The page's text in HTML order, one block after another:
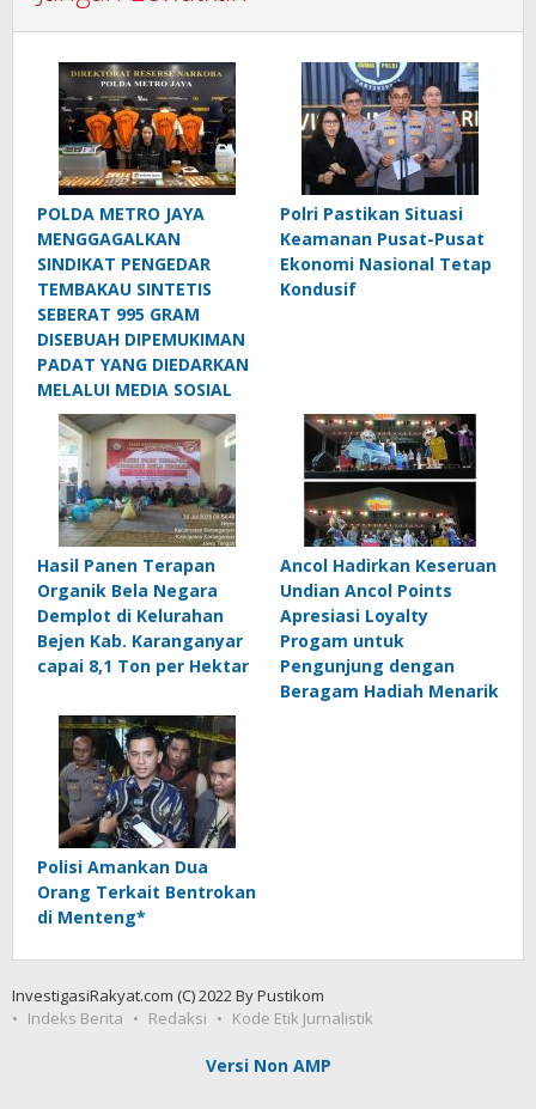
POLDA METRO JAYA
MENGGAGALKAN
SINDIKAT PENGEDAR
TEMBAKAU SINTETIS
SEBERAT 995 GRAM
DISEBUAH DIPEMUKIMAN
PADAT YANG DIEDARKAN
MELALUI MEDIA SOSIAL
Polri Pastikan Situasi
Keamanan Pusat-Pusat
Ekonomi Nasional Tetap
Kondusif
Hasil Panen Terapan
Organik Bela Negara
Demplot di Kelurahan
Bejen Kab. Karanganyar
capai 8,1 Ton per Hektar
Ancol Hadirkan Keseruan
Undian Ancol Points
Apresiasi Loyalty
Progam untuk
Pengunjung dengan
Beragam Hadiah Menarik
Polisi Amankan Dua
Orang Terkait Bentrokan
di Menteng*
InvestigasiRakyat.com (C) 2022 By Pustikom
Indeks Berita
Redaksi Kode Etik Jurnalistik
Versi Non AMP